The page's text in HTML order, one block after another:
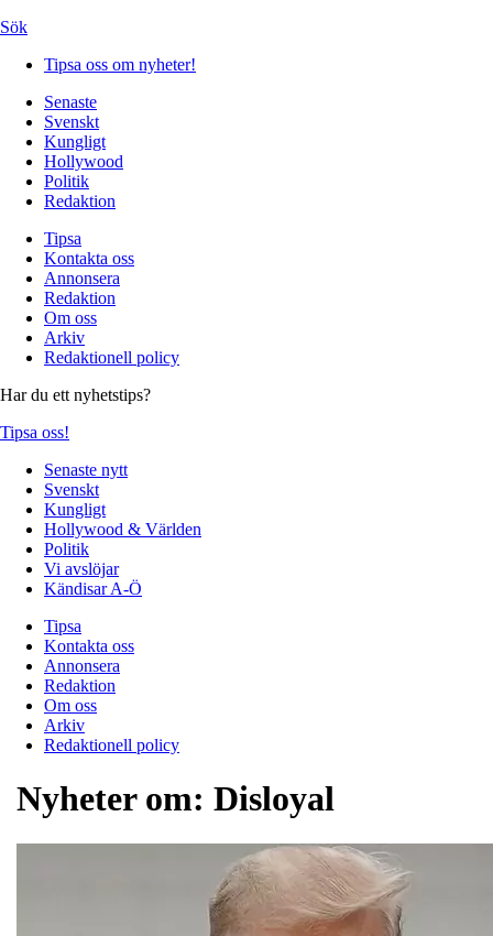
Sök
Tipsa oss om nyheter!
Senaste
Svenskt
Kungligt
Hollywood
Politik
Redaktion
Tipsa
Kontakta oss
Annonsera
Redaktion
Om oss
Arkiv
Redaktionell policy
Har du ett nyhetstips?
Tipsa oss!
Senaste nytt
Svenskt
Kungligt
Hollywood & Världen
Politik
Vi avslöjar
Kändisar A-Ö
Tipsa
Kontakta oss
Annonsera
Redaktion
Om oss
Arkiv
Redaktionell policy
Nyheter om: Disloyal